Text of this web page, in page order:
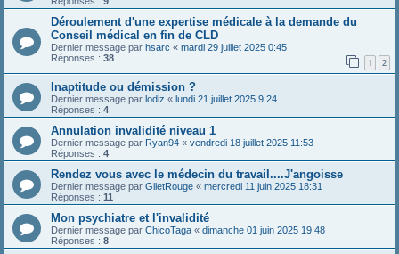
Déroulement d'une expertise médicale à la demande du
Conseil médical en fin de CLD
Dernier message par hsarc « mardi 29 juillet 2025 0:45
Réponses : 38 1 2
Inaptitude ou démission ?
Dernier message par lodiz « lundi 21 juillet 2025 9:24
Réponses : 4
Annulation invalidité niveau 1
Dernier message par Ryan94 « vendredi 18 juillet 2025 11:53
Réponses : 4
Rendez vous avec le médecin du travail....J'angoisse
Dernier message par GiletRouge « mercredi 11 juin 2025 18:31
Réponses : 11
Mon psychiatre et l'invalidité
Dernier message par ChicoTaga « dimanche 01 juin 2025 19:48
Réponses : 8